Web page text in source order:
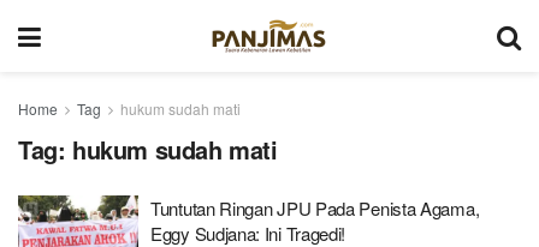
Home Tag hukum sudah mati
Tag: hukum sudah mati
Tuntutan Ringan JPU Pada Penista Agama,
Eggy Sudjana: Ini Tragedi!